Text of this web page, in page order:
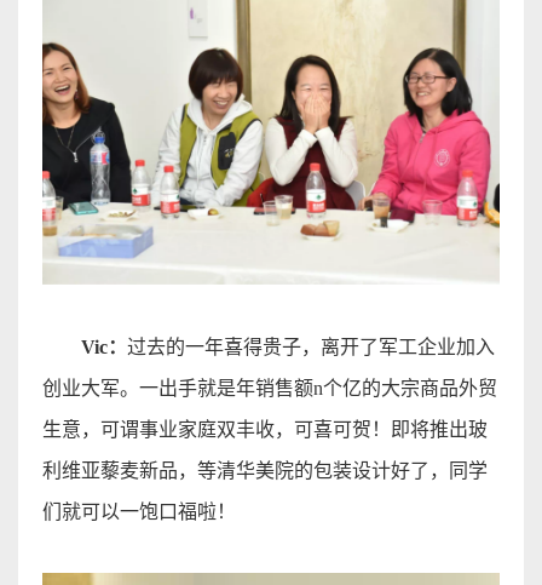
Vic： 过去的一年喜得贵子，离开了军工企业加入
创业大军。 一出手就是年销售额n个亿的大宗商品外贸
生意，可谓事业家庭双丰收，可喜可贺！即将推出玻
利维亚藜麦新品，等清华美院的包装设计好了，同学
们就可以一饱口福啦 ！